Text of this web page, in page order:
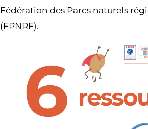
Fédération des Parcs naturels
(FPNRF).